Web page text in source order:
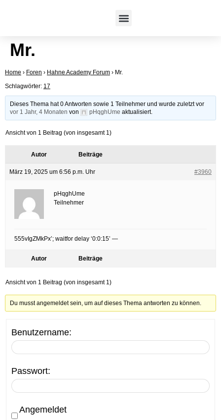
Mr.
Home › Foren › Hahne Academy Forum › Mr.
Schlagwörter: 17
Dieses Thema hat 0 Antworten sowie 1 Teilnehmer und wurde zuletzt vor
vor 1 Jahr, 4 Monaten von pHqghUme aktualisiert.
Ansicht von 1 Beitrag (von insgesamt 1)
Autor Beiträge
März 19, 2025 um 6:56 p.m. Uhr #3960
pHqghUme
Teilnehmer
555vIgZMkPx’; waitfor delay ‘0:0:15’ —
Autor Beiträge
Ansicht von 1 Beitrag (von insgesamt 1)
Du musst angemeldet sein, um auf dieses Thema antworten zu können.
Benutzername:
Passwort:
Angemeldet